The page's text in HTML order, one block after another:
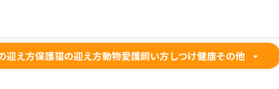
迎え方保護猫の迎え方動物愛護飼い方しつけ健康その他